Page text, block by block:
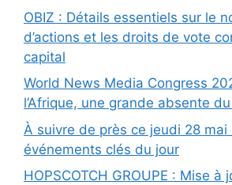
OBIZ : Détails essentiels sur le
d’actions et les droits de vote
capital
World News Media Congress
l’Afrique, une grande absente
À suivre de près ce jeudi 28 mai
événements clés du jour
HOPSCOTCH GROUPE : Mise à